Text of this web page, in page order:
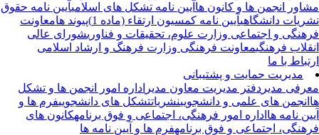
انجمن ها و کانون هاآیین نامه تشکل های اسلامیآیین نامه حقوق
دانشگاهیآیین نامه کمسیون ارتقاء (ماده 1) پیوند هامعاونت
و اجتماعی وزارت علوم، تحقیقات و فناوریشورای عالی
فرهنگیمعاونت فرهنگی وزارت فرهنگ و ارشاد اسلامی
با ما
مدیریت حمایت و پشتیبانی
مدیردفتر مدیریتمعاون مدیراداره امور انجمن ها و تشکل
انجمن های علمی و دانشجویینشریاتتشکل های دانشجوییفرم ها و
نامه هااداره امور فرهنگی، اجتماعی و فوق برنامهکانون های
اجتماعی و فوق برنامهفرم ها و آیین نامه ها